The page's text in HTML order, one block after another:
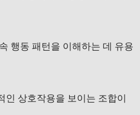
행동 패턴을 이해하는 데 유용
상호작용을 보이는 조합이